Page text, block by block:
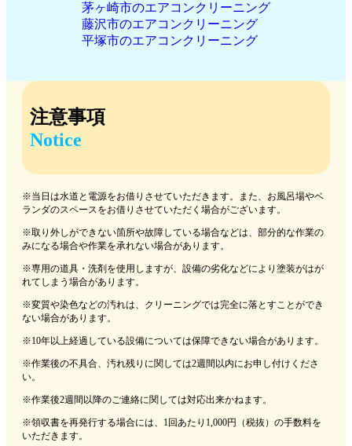
茅ヶ崎市のエアコンクリーニング
藤沢市のエアコンクリーニング
平塚市のエアコンクリーニング
注意事項
Notice
※当日は水道と電源をお借りさせていただきます。また、お風呂場やベ
ランダのスペースをお借りさせていただく場合がございます。
※取り外しができない箇所や故障している場合などは、部分的な作業の
みになる場合や作業を承れない場合があります。
※専用の道具・洗剤を使用しますが、設備の劣化などにより塗装がはが
れてしまう場合があります。
※変質や染色などの汚れは、クリーニングでは完全に落とすことができ
ない場合があります。
※10年以上経過している設備については保障できない場合があります。
※作業後の不具合、汚れ残りに関しては2週間以内にお申し付けくださ
い。
※作業後2週間以降のご連絡に関しては対応出来かねます。
※領収書を再発行する場合には、1回あたり1,000円（税抜）の手数料を
いただきます。